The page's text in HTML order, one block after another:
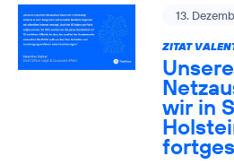
13.
ZITAT
wir in